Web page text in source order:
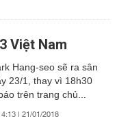
Việt Nam
Hang-seo sẽ ra sân
23/1, thay vì 18h30
trên trang chủ...
| 21/01/2018